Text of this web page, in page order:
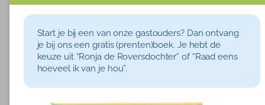
gevonden tak.
Wie kan de hoogste stapel van bladeren maken? En
dan?! Er in springen maar!
Start je bij een van onze gastouders? Dan ontvang
je bij ons een gratis (prenten)boek. Je hebt de
keuze uit “Ronja de Roversdochter” of “Raad eens
hoeveel ik van je hou”.